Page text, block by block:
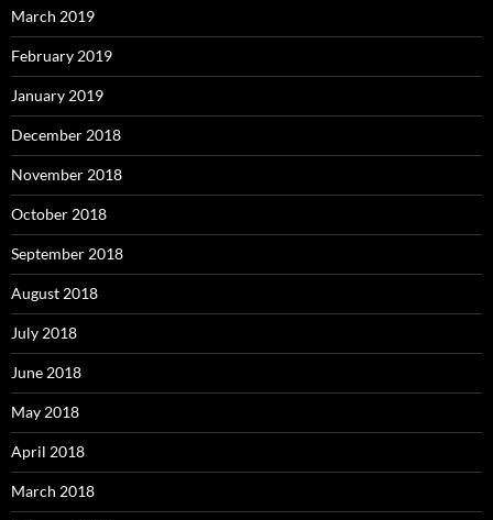
March 2019
February 2019
January 2019
December 2018
November 2018
October 2018
September 2018
August 2018
July 2018
June 2018
May 2018
April 2018
March 2018